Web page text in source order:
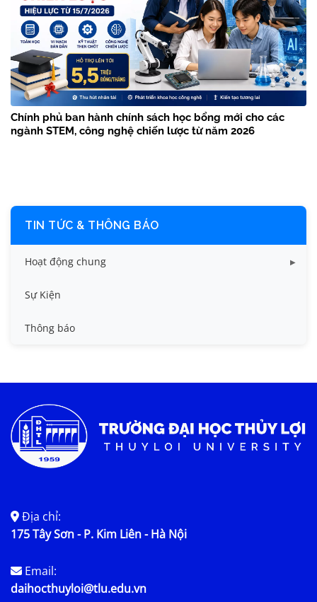
Chính phủ ban hành chính sách học bổng mới cho các
ngành STEM, công nghệ chiến lược từ năm 2026
TIN TỨC & THÔNG BÁO
Hoạt động chung
Tin công tác sinh viên
Tin đào tạo
Tin tức chung
Sự Kiện
Thông báo
Địa chỉ:
175 Tây Sơn - P. Kim Liên - Hà Nội
Email:
daihocthuyloi@tlu.edu.vn